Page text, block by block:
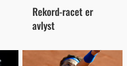
Rekord-racet er
avlyst